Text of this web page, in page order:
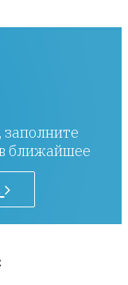
заполните
ближайшее